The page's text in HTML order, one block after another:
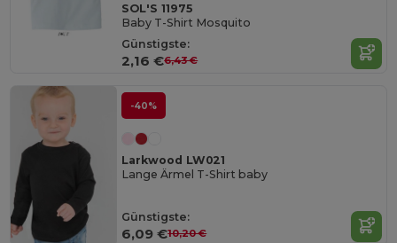
SOL'S 11975
Baby T-Shirt Mosquito
Günstigste:
2,16 €6,43 €
-40%
Larkwood LW021
Lange Ärmel T-Shirt baby
Günstigste:
6,09 €10,20 €